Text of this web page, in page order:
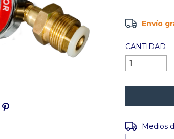
Envío
CANTIDAD
Entregas
Medios